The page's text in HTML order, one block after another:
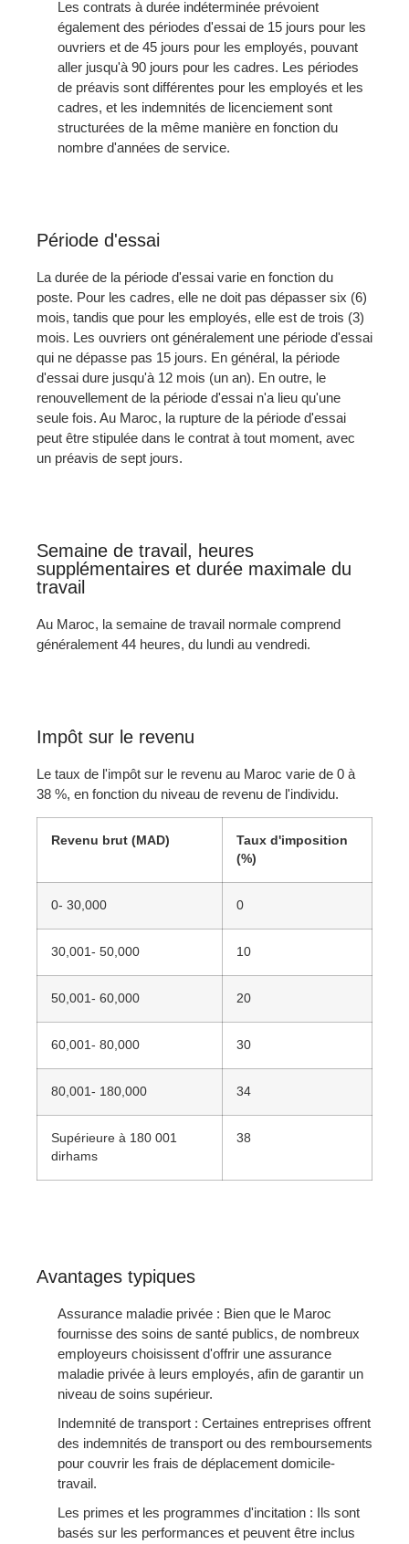
Les contrats à durée indéterminée prévoient
également des périodes d'essai de 15 jours pour les
ouvriers et de 45 jours pour les employés, pouvant
aller jusqu'à 90 jours pour les cadres. Les périodes
de préavis sont différentes pour les employés et les
cadres, et les indemnités de licenciement sont
structurées de la même manière en fonction du
nombre d'années de service.
Période d'essai
La durée de la période d'essai varie en fonction du
poste. Pour les cadres, elle ne doit pas dépasser six (6)
mois, tandis que pour les employés, elle est de trois (3)
mois. Les ouvriers ont généralement une période d'essai
qui ne dépasse pas 15 jours. En général, la période
d'essai dure jusqu'à 12 mois (un an). En outre, le
renouvellement de la période d'essai n'a lieu qu'une
seule fois. Au Maroc, la rupture de la période d'essai
peut être stipulée dans le contrat à tout moment, avec
un préavis de sept jours.
Semaine de travail, heures
supplémentaires et durée maximale du
travail
Au Maroc, la semaine de travail normale comprend
généralement 44 heures, du lundi au vendredi.
Impôt sur le revenu
Le taux de l'impôt sur le revenu au Maroc varie de 0 à
38 %, en fonction du niveau de revenu de l'individu.
Revenu brut (MAD)
Taux d'imposition
(%)
0- 30,000 0
30,001- 50,000 10
50,001- 60,000 20
60,001- 80,000 30
80,001- 180,000 34
Supérieure à 180 001
dirhams
38
Avantages typiques
Assurance maladie privée : Bien que le Maroc
fournisse des soins de santé publics, de nombreux
employeurs choisissent d'offrir une assurance
maladie privée à leurs employés, afin de garantir un
niveau de soins supérieur.
Indemnité de transport : Certaines entreprises offrent
des indemnités de transport ou des remboursements
pour couvrir les frais de déplacement domicile-
travail.
Les primes et les programmes d'incitation : Ils sont
basés sur les performances et peuvent être inclus